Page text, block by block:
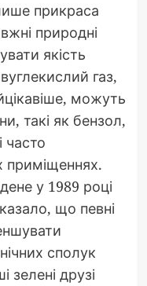
прикраса
природні
якість
газ,
можуть
такі як бензол,
часто
приміщеннях.
у 1989 році
що певні
сполук
зелені друзі